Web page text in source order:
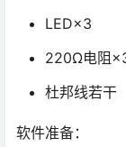
LED×3
220Ω电阻
杜邦线若干
软件准备：